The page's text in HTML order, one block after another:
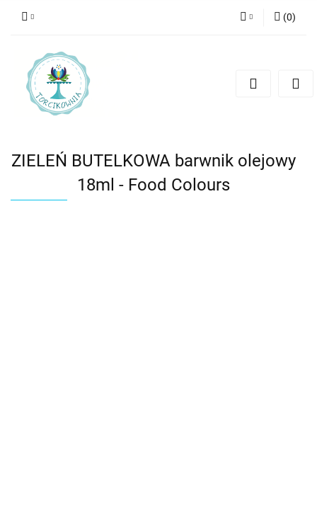
(0)
ZIELEŃ BUTELKOWA barwnik olejowy
18ml - Food Colours